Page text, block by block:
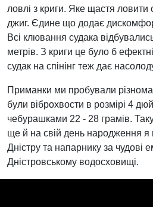
ловлі з криги. Яке щастя ловити
джиг. Єдине що додає
Всі клювання судака
метрів. З криги це було б
судак на спінінг теж дає
Приманки ми пробували
були віброхвости в розмірі 4
чебурашками 22 - 28 грамів.
ще й на свій день народження я
Дністру та напарнику за чудові
Дністровському водосховищі.